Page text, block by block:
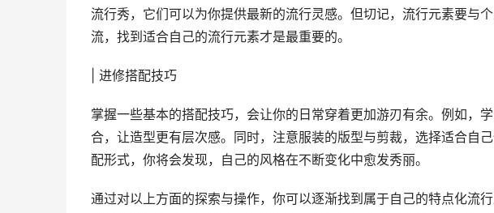
流行秀，它们可以为你提供最新的流行灵感。但切记，流行元素要与
流，找到适合自己的流行元素才是最重要的。
| 进修搭配技巧
掌握一些基本的搭配技巧，会让你的日常穿着更加游刃有余。例如，
合，让造型更有层次感。同时，注意服装的版型与剪裁，选择适合自
配形式，你将会发现，自己的风格在不断变化中愈发秀丽。
通过对以上方面的探索与操作，你可以逐渐找到属于自己的特点化流